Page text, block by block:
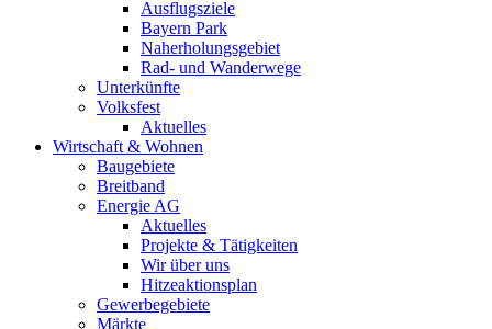
Ausflugsziele
Bayern Park
Naherholungsgebiet
Rad- und Wanderwege
Unterkünfte
Volksfest
Aktuelles
Wirtschaft & Wohnen
Baugebiete
Breitband
Energie AG
Aktuelles
Projekte & Tätigkeiten
Wir über uns
Hitzeaktionsplan
Gewerbegebiete
Märkte